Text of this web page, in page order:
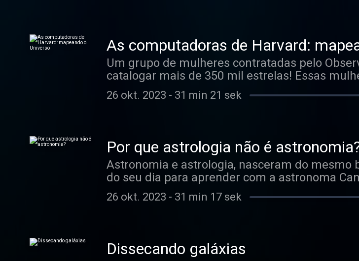
As computadoras de Harvard:
Um grupo de mulheres contratadas pelo
catalogar mais de 350 mil estrelas! Essas
usamos até hoje: OBAFGKM. Separe 30
astronoma Camila!
26 okt. 2023 - 31 min 21 sek
Por que astrologia não é
Astronomia e astrologia, nasceram do mesmo
do seu dia para aprender com a astronoma
26 okt. 2023 - 31 min 17 sek
Dissecando galáxias